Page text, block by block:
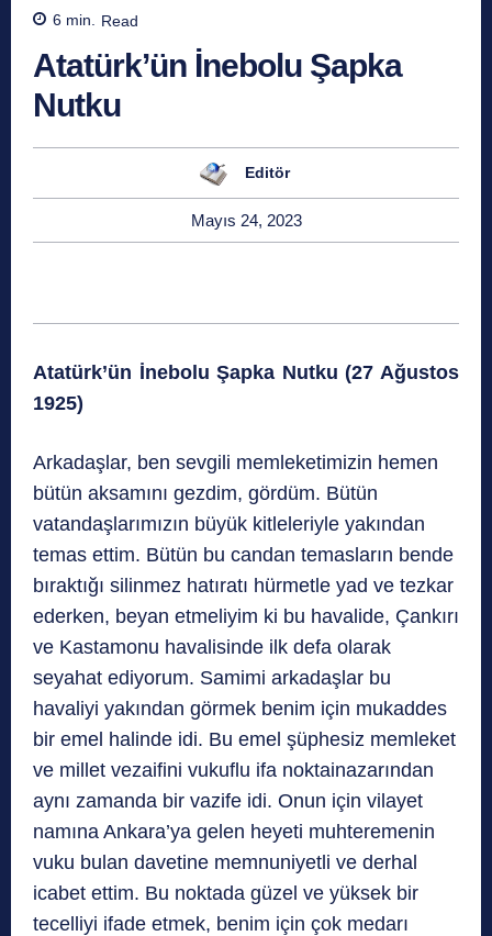
6 min. Read
Atatürk’ün İnebolu Şapka
Nutku
Editör
Mayıs 24, 2023
Atatürk’ün İnebolu Şapka Nutku (27 Ağustos
1925)
Arkadaşlar, ben sevgili memleketimizin hemen
bütün aksamını gezdim, gördüm. Bütün
vatandaşlarımızın büyük kitleleriyle yakından
temas ettim. Bütün bu candan temasların bende
bıraktığı silinmez hatıratı hürmetle yad ve tezkar
ederken, beyan etmeliyim ki bu havalide, Çankırı
ve Kastamonu havalisinde ilk defa olarak
seyahat ediyorum. Samimi arkadaşlar bu
havaliyi yakından görmek benim için mukaddes
bir emel halinde idi. Bu emel şüphesiz memleket
ve millet vezaifini vukuflu ifa noktainazarından
aynı zamanda bir vazife idi. Onun için vilayet
namına Ankara’ya gelen heyeti muhteremenin
vuku bulan davetine memnuniyetli ve derhal
icabet ettim. Bu noktada güzel ve yüksek bir
tecelliyi ifade etmek, benim için çok medarı